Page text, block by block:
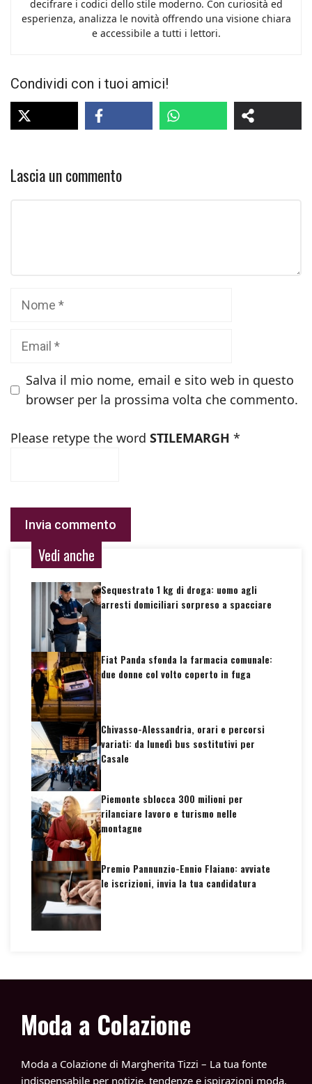
decifrare i codici dello stile moderno. Con curiosità ed
esperienza, analizza le novità offrendo una visione chiara
e accessibile a tutti i lettori.
Condividi con i tuoi amici!
Lascia un commento
Salva il mio nome, email e sito web in questo
browser per la prossima volta che commento.
Please retype the word STILEMARGH *
Vedi anche
Sequestrato 1 kg di droga: uomo agli
arresti domiciliari sorpreso a spacciare
Fiat Panda sfonda la farmacia comunale:
due donne col volto coperto in fuga
Chivasso-Alessandria, orari e percorsi
variati: da lunedì bus sostitutivi per
Casale
Piemonte sblocca 300 milioni per
rilanciare lavoro e turismo nelle
montagne
Premio Pannunzio-Ennio Flaiano: avviate
le iscrizioni, invia la tua candidatura
Moda a Colazione
Moda a Colazione di Margherita Tizzi – La tua fonte
indispensabile per notizie, tendenze e ispirazioni moda,